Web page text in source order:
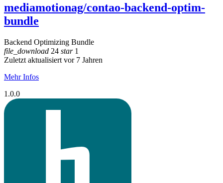
mediamotionag/contao-backend-optim-
bundle
Backend Optimizing Bundle
file_download 24 star1
Zuletzt aktualisiert vor 7 Jahren
Mehr Infos
1.0.0